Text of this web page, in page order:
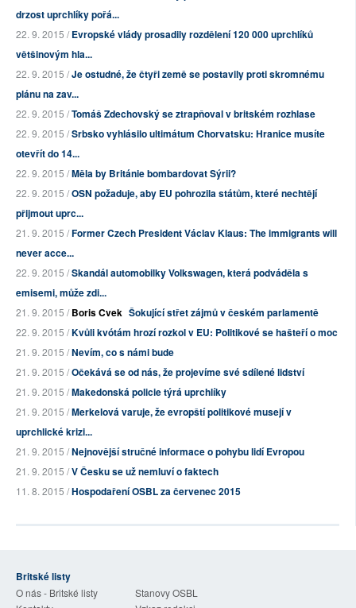
drzost uprchlíky pořá...
22. 9. 2015 /Evropské vlády prosadily rozdělení 120 000 uprchlíků
většinovým hla...
22. 9. 2015 /Je ostudné, že čtyři země se postavily proti skromnému
plánu na zav...
22. 9. 2015 /Tomáš Zdechovský se ztrapňoval v britském rozhlase
22. 9. 2015 /Srbsko vyhlásilo ultimátum Chorvatsku: Hranice musíte
otevřít do 14...
22. 9. 2015 /Měla by Británie bombardovat Sýrii?
22. 9. 2015 /OSN požaduje, aby EU pohrozila státům, které nechtějí
přijmout uprc...
21. 9. 2015 /Former Czech President Václav Klaus: The immigrants will
never acce...
22. 9. 2015 /Skandál automobilky Volkswagen, která podváděla s
emisemi, může zdi...
21. 9. 2015 /Boris Cvek Šokující střet zájmů v českém parlamentě
22. 9. 2015 /Kvůli kvótám hrozí rozkol v EU: Politikové se hašteří o moc
21. 9. 2015 /Nevím, co s námi bude
21. 9. 2015 /Očekává se od nás, že projevíme své sdílené lidství
21. 9. 2015 /Makedonská policie týrá uprchlíky
21. 9. 2015 /Merkelová varuje, že evropští politikové musejí v
uprchlické krizi...
21. 9. 2015 /Nejnovější stručné informace o pohybu lidí Evropou
21. 9. 2015 /V Česku se už nemluví o faktech
11. 8. 2015 /Hospodaření OSBL za červenec 2015
Britské listy
O nás - Britské listy
Stanovy OSBL